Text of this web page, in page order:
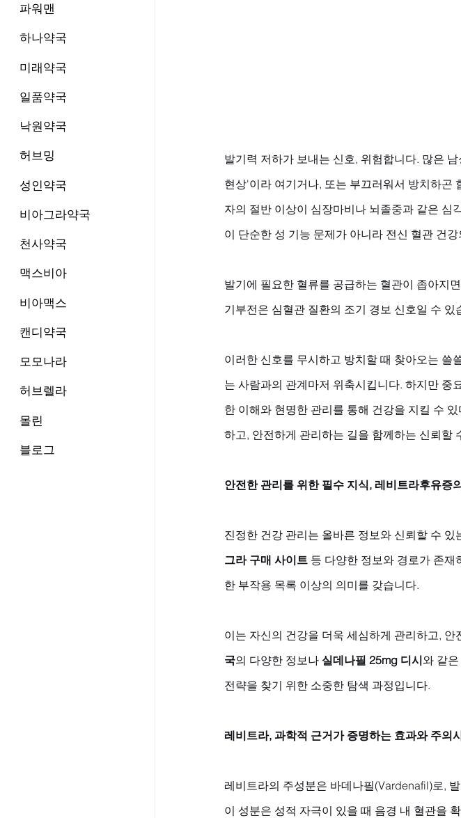
발기력 저하가 보내는 신호, 위험합니다. 많은
현상'이라 여기거나, 또는 부끄러워서 방치하곤
자의 절반 이상이 심장마비나 뇌졸중과 같은 심
이 단순한 성 기능 문제가 아니라 전신 혈관 건
발기에 필요한 혈류를 공급하는 혈관이 좁아지
기부전은 심혈관 질환의 조기 경보 신호일 수 있
이러한 신호를 무시하고 방치할 때 찾아오는 쓸
는 사람과의 관계마저 위축시킵니다. 하지만 중
한 이해와 현명한 관리를 통해 건강을 지킬 수
하고, 안전하게 관리하는 길을 함께하는 신뢰할
안전한 관리를 위한 필수 지식, 레비트라후유증
진정한 건강 관리는 올바른 정보와 신뢰할 수 있
그라 구매 사이트 등 다양한 정보와 경로가 존재
한 부작용 목록 이상의 의미를 갖습니다.
이는 자신의 건강을 더욱 세심하게 관리하고,
국의 다양한 정보나 실데나필 25mg 디시와 같
전략을 찾기 위한 소중한 탐색 과정입니다.
레비트라, 과학적 근거가 증명하는 효과와 주의
레비트라의 주성분은 바데나필(Vardenafil)로,
이 성분은 성적 자극이 있을 때 음경 내 혈관을
파워맨
하나약국
미래약국
일품약국
낙원약국
허브밍
성인약국
비아그라약국
천사약국
맥스비아
비아맥스
캔디약국
모모나라
허브렐라
몰린
블로그